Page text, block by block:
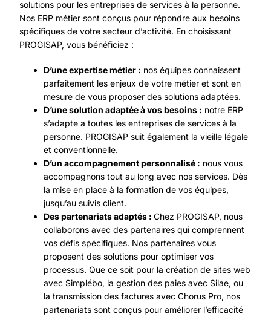
solutions pour les entreprises de services à la personne.
Nos ERP métier sont conçus pour répondre aux besoins
spécifiques de votre secteur d’activité. En choisissant
PROGISAP, vous bénéficiez :
D’une expertise métier : nos équipes connaissent
parfaitement les enjeux de votre métier et sont en
mesure de vous proposer des solutions adaptées.
D’une solution adaptée à vos besoins : notre ERP
s’adapte a toutes les entreprises de services à la
personne. PROGISAP suit également la vieille légale
et conventionnelle.
D’un accompagnement personnalisé : nous vous
accompagnons tout au long avec nos services. Dès
la mise en place à la formation de vos équipes,
jusqu’au suivis client.
Des partenariats adaptés : Chez PROGISAP, nous
collaborons avec des partenaires qui comprennent
vos défis spécifiques. Nos partenaires vous
proposent des solutions pour optimiser vos
processus. Que ce soit pour la création de sites web
avec Simplébo, la gestion des paies avecSilae, ou
la transmission des factures avec Chorus Pro, nos
partenariats sont conçus pour améliorer l’efficacité